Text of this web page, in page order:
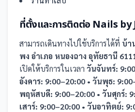
ที่ตั้งและการติดต่อ Nails by
สามารถเดินทางไปใช้บริการได้ที่ บ้า
พง อำเภอ หนองฉาง อุทัยธานี
เปิดให้บริการในเวลา วันจันทร์:
อังคาร: 9:00–20:00 • วันพุธ:
พฤหัสบดี: 9:00–20:00 • วันศุกร์:
เสาร์: 9:00–20:00 • วันอาทิตย์: